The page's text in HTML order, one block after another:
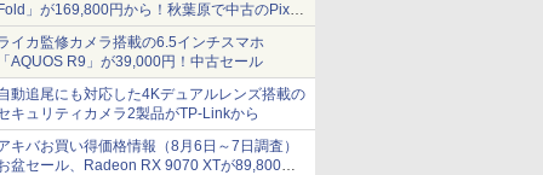
」が169,800円から！秋葉原で中古のPixel
リーズがお買い得
イカ監修カメラ搭載の6.5インチスマホ
AQUOS R9」が39,000円！中古セール
動追尾にも対応した4Kデュアルレンズ搭載の
キュリティカメラ2製品がTP-Linkから
キバお買い得価格情報（8月6日～7日調査）
盆セール、Radeon RX 9070 XTが89,800